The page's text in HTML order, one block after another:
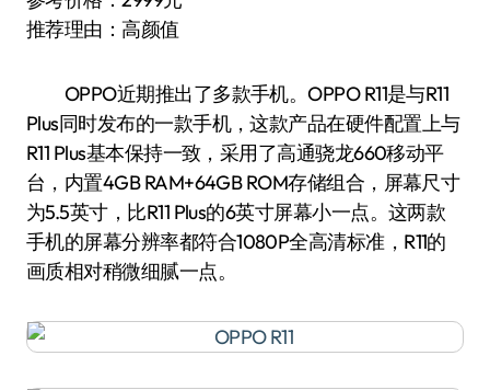
推荐理由：高颜值
OPPO近期推出了多款手机。OPPO R11是与R11
Plus同时发布的一款手机，这款产品在硬件配置上与
R11 Plus基本保持一致，采用了高通骁龙660移动平
台，内置4GB RAM+64GB ROM存储组合，屏幕尺寸
为5.5英寸，比R11 Plus的6英寸屏幕小一点。这两款
手机的屏幕分辨率都符合1080P全高清标准，R11的
画质相对稍微细腻一点。